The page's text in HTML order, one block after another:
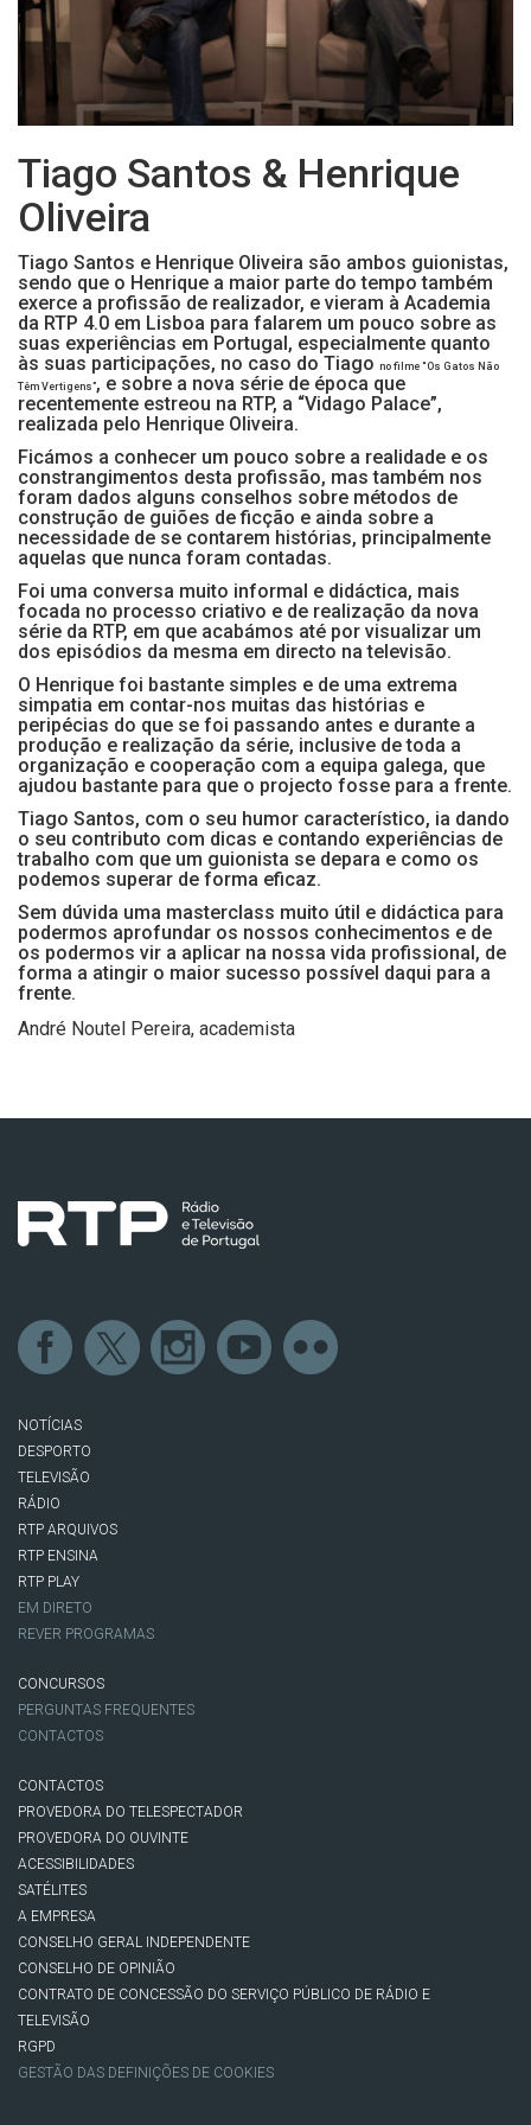
Tiago Santos & Henrique
Oliveira
Tiago Santos e Henrique Oliveira são ambos guionistas,
sendo que o Henrique a maior parte do tempo também
exerce a profissão de realizador, e vieram à Academia
da RTP 4.0 em Lisboa para falarem um pouco sobre as
suas experiências em Portugal, especialmente quanto
às suas participações, no caso do Tiago no filme “Os Gatos Não
Têm Vertigens”, e sobre a nova série de época que
recentemente estreou na RTP, a “Vidago Palace”,
realizada pelo Henrique Oliveira.
Ficámos a conhecer um pouco sobre a realidade e os
constrangimentos desta profissão, mas também nos
foram dados alguns conselhos sobre métodos de
construção de guiões de ficção e ainda sobre a
necessidade de se contarem histórias, principalmente
aquelas que nunca foram contadas.
Foi uma conversa muito informal e didáctica, mais
focada no processo criativo e de realização da nova
série da RTP, em que acabámos até por visualizar um
dos episódios da mesma em directo na televisão.
O Henrique foi bastante simples e de uma extrema
simpatia em contar-nos muitas das histórias e
peripécias do que se foi passando antes e durante a
produção e realização da série, inclusive de toda a
organização e cooperação com a equipa galega, que
ajudou bastante para que o projecto fosse para a frente.
Tiago Santos, com o seu humor característico, ia dando
o seu contributo com dicas e contando experiências de
trabalho com que um guionista se depara e como os
podemos superar de forma eficaz.
Sem dúvida uma masterclass muito útil e didáctica para
podermos aprofundar os nossos conhecimentos e de
os podermos vir a aplicar na nossa vida profissional, de
forma a atingir o maior sucesso possível daqui para a
frente.
André Noutel Pereira, academista
NOTÍCIAS
DESPORTO
TELEVISÃO
RÁDIO
RTP ARQUIVOS
RTP ENSINA
RTP PLAY
EM DIRETO
REVER PROGRAMAS
CONCURSOS
PERGUNTAS FREQUENTES
CONTACTOS
CONTACTOS
PROVEDORA DO TELESPECTADOR
PROVEDORA DO OUVINTE
ACESSIBILIDADES
SATÉLITES
A EMPRESA
CONSELHO GERAL INDEPENDENTE
CONSELHO DE OPINIÃO
CONTRATO DE CONCESSÃO DO SERVIÇO PÚBLICO DE RÁDIO E
TELEVISÃO
RGPD
GESTÃO DAS DEFINIÇÕES DE COOKIES